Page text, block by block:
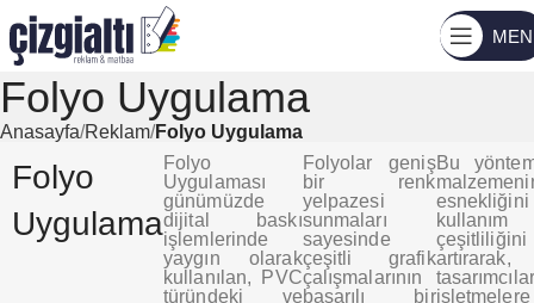
Folyo Uygulama
Anasayfa Reklam Folyo Uygulama
Folyo
Uygulama
Folyo
Uygulaması
günümüzde
dijital baskı
işlemlerinde
yaygın olarak
kullanılan, PVC
türündeki ve
Folyolar geniş
bir renk
yelpazesi
sunmaları
sayesinde
çeşitli grafik
çalışmalarının
başarılı bir
Bu
kullanım
çeşitliliğini
artırarak,